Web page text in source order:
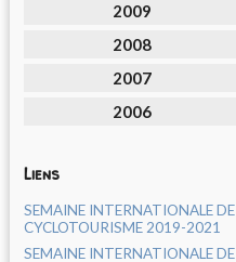
2009
2008
2007
2006
Liens
SEMAINE INTERNATIONALE DE
CYCLOTOURISME 2019-2021
SEMAINE INTERNATIONALE DE